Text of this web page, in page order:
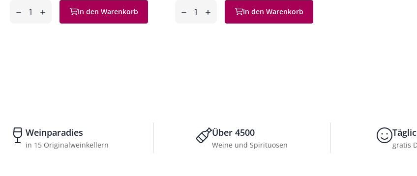
hinzufügen
In den Warenkorb
entfernenhinzufügen
In den Warenkorb
Weinparadies
in 15 Originalweinkellern
Über 4500
Weine und Spirituosen gratis